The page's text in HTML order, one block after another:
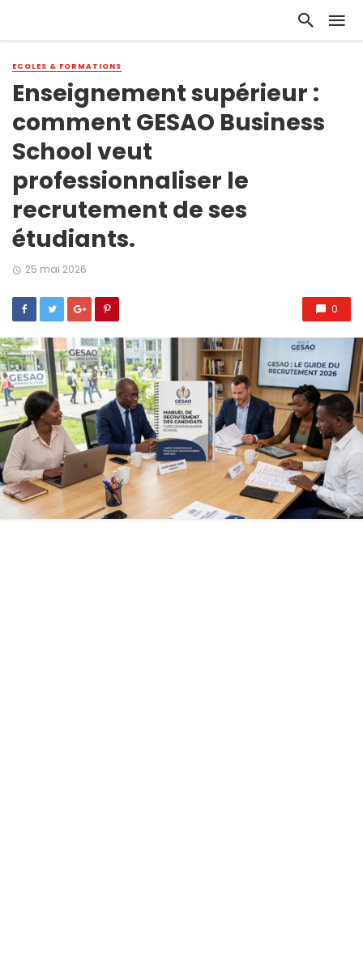
ECOLES & FORMATIONS
Enseignement supérieur :
comment GESAO Business
School veut
professionnaliser le
recrutement de ses
étudiants.
25 mai 2026
0